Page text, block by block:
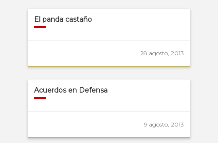
El panda castaño
28 agosto, 2013
Acuerdos en Defensa
9 agosto, 2013